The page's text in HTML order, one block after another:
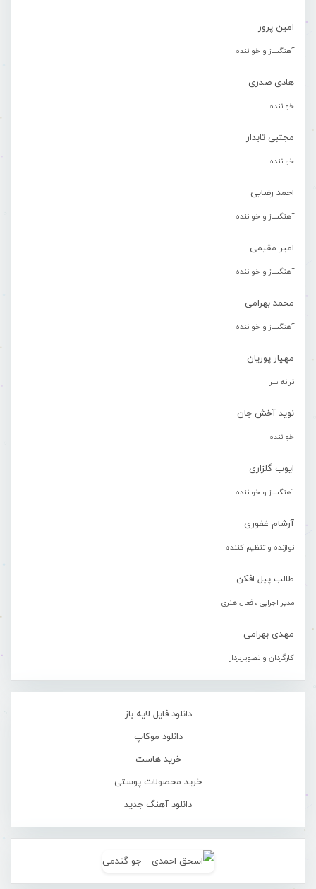
امین پرور
آهنگساز و خواننده
هادی صدری
خواننده
مجتبی تابدار
خواننده
احمد رضایی
آهنگساز و خواننده
امیر مقیمی
آهنگساز و خواننده
محمد بهرامی
آهنگساز و خواننده
مهیار پوریان
ترانه سرا
نوید آخش جان
خواننده
ایوب گلزاری
آهنگساز و خواننده
آرشام غفوری
نوازنده و تنظیم کننده
طالب پیل افکن
مدیر اجرایی ، فعال هنری
مهدی بهرامی
کارگردان و تصویربردار
دانلود فایل لایه باز
دانلود موکاپ
خرید هاست
خرید محصولات پوستی
دانلود آهنگ جدید